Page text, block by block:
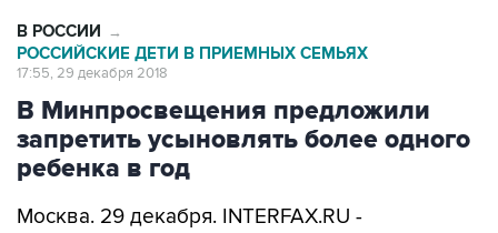
В РОССИИ →
РОССИЙСКИЕ ДЕТИ В ПРИЕМНЫХ СЕМЬЯХ
17:55, 29 декабря 2018
В Минпросвещения предложили
запретить усыновлять более одного
ребенка в год
Москва. 29 декабря. INTERFAX.RU -